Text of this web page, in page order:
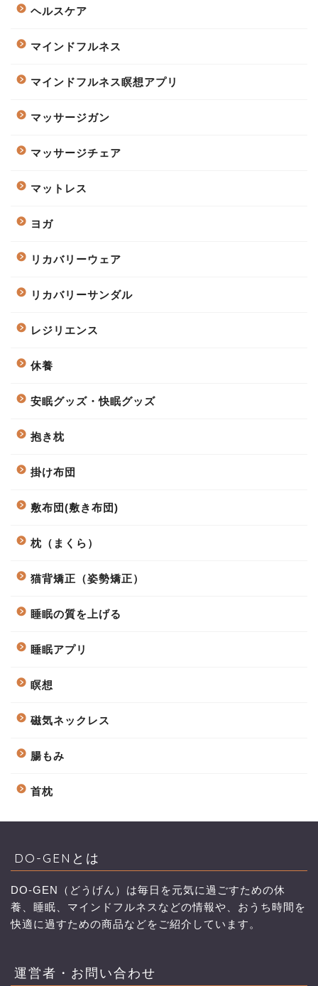
ヘルスケア
マインドフルネス
マインドフルネス瞑想アプリ
マッサージガン
マッサージチェア
マットレス
ヨガ
リカバリーウェア
リカバリーサンダル
レジリエンス
休養
安眠グッズ・快眠グッズ
抱き枕
掛け布団
敷布団(敷き布団)
枕（まくら）
猫背矯正（姿勢矯正）
睡眠の質を上げる
睡眠アプリ
瞑想
磁気ネックレス
腸もみ
首枕
DO-GENとは
DO-GEN（どうげん）は毎日を元気に過ごすための休
養、睡眠、マインドフルネスなどの情報や、おうち時間を
快適に過すための商品などをご紹介しています。
運営者・お問い合わせ